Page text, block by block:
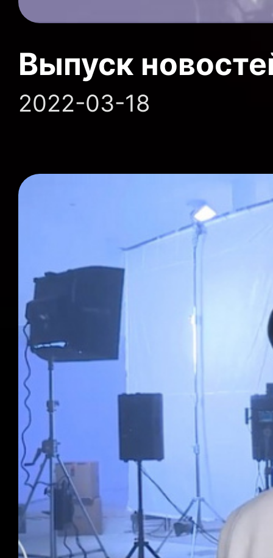
Выпуск
2022-03-18